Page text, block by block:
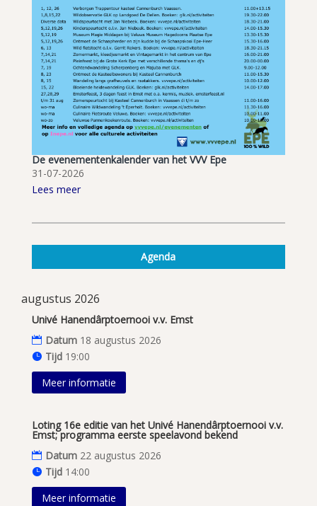
De evenementenkalender van het VVV Epe
31-07-2026
Lees meer
Agenda
augustus 2026
Univé Hanendârptoernooi v.v. Emst
Datum 18 augustus 2026
Tijd 19:00
Meer informatie
Loting 16e editie van het Univé Hanendârptoernooi v.v.
Emst; programma eerste speelavond bekend
Datum 22 augustus 2026
Tijd 14:00
Meer informatie